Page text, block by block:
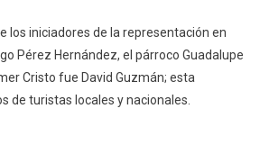
los iniciadores de la representación en
Pérez Hernández, el párroco Guadalupe
Cristo fue David Guzmán; esta
de turistas locales y nacionales.